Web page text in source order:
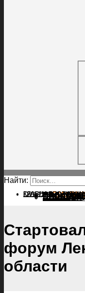
Найти:
ГЛАВНАЯПОЛИТИКА
КУЛЬТУРАСПОРТ
КУЛЬТУРА
форум
области